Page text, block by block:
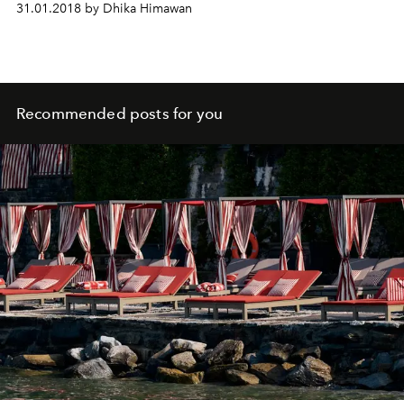
31.01.2018 by Dhika Himawan
Recommended posts for you